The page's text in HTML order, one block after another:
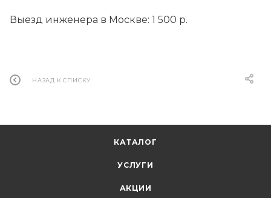
Выезд инженера в Москве: 1 500 р.
НАЗАД К СПИСКУ
КАТАЛОГ
УСЛУГИ
АКЦИИ